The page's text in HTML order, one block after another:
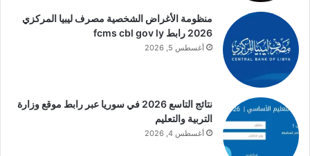
منظومة الأغراض الشخصية مصرف ليبيا المركزي
2026 رابط fcms cbl gov ly
أغسطس 5, 2026
نتائج التاسع 2026 في سوريا عبر رابط موقع وزارة
التربية والتعليم
أغسطس 4, 2026